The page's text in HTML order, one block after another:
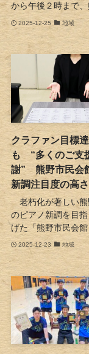
から午後２時まで
2025-12-25 地域
クラファン目標
も “多くのご支
謝” 熊野市民会
新調注目度の高
老朽化が著しい熊
のピアノ新調を目
げた「熊野市民会
2025-12-23 地域